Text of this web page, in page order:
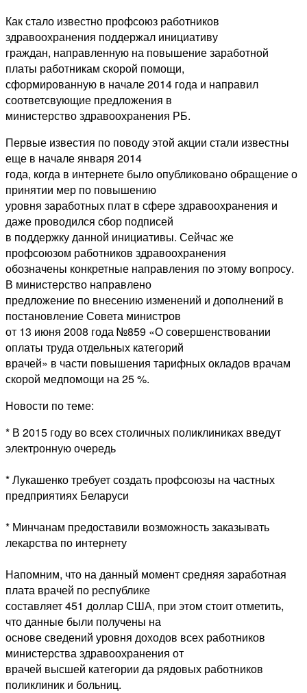
Как стало известно профсоюз работников
здравоохранения поддержал инициативу
граждан, направленную на повышение заработной
платы работникам скорой помощи,
сформированную в начале 2014 года и направил
соответсвующие предложения в
министерство здравоохранения РБ.
Первые известия по поводу этой акции стали известны
еще в начале января 2014
года, когда в интернете было опубликовано обращение о
принятии мер по повышению
уровня заработных плат в сфере здравоохранения и
даже проводился сбор подписей
в поддержку данной инициативы. Сейчас же
профсоюзом работников здравоохранения
обозначены конкретные направления по этому вопросу.
В министерство направлено
предложение по внесению изменений и дополнений в
постановление Совета министров
от 13 июня 2008 года №859 «О совершенствовании
оплаты труда отдельных категорий
врачей» в части повышения тарифных окладов врачам
скорой медпомощи на 25 %.
Новости по теме:
* В 2015 году во всех столичных поликлиниках введут
электронную очередь
* Лукашенко требует создать профсоюзы на частных
предприятиях Беларуси
* Минчанам предоставили возможность заказывать
лекарства по интернету
Напомним, что на данный момент средняя заработная
плата врачей по республике
составляет 451 доллар США, при этом стоит отметить,
что данные были получены на
основе сведений уровня доходов всех работников
министерства здравоохранения от
врачей высшей категории да рядовых работников
поликлиник и больниц.